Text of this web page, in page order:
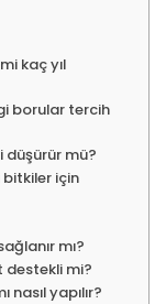
kaç yıl
borular tercih
düşürür mü?
için
mı?
destekli mi?
yapılır?